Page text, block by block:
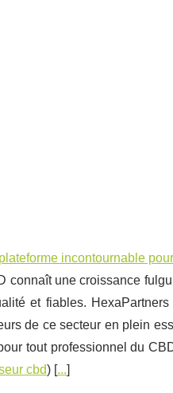
incontournable
connaît une croissance
et fiables.
de ce secteur en plein
tout professionnel du
cbd) [...]